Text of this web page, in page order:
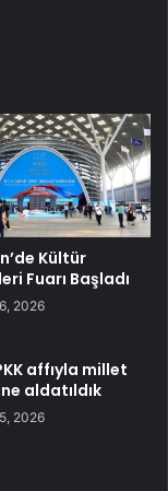
Kültür
Fuarı Başladı
2026
affıyla millet
aldatıldık
2026